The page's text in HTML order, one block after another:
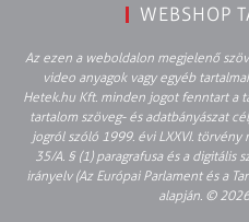
WEBSHOP
Az ezen a weboldalon megjelenő
video anyagok vagy egyéb
Hetek.hu Kft. minden jogot fenntart a
tartalom szöveg- és adatbányászat
jogról szóló 1999. évi LXXVI.
35/A. § (1) paragrafusa és a digitális
irányelv (Az Európai Parlament és a
alapján. © 2026